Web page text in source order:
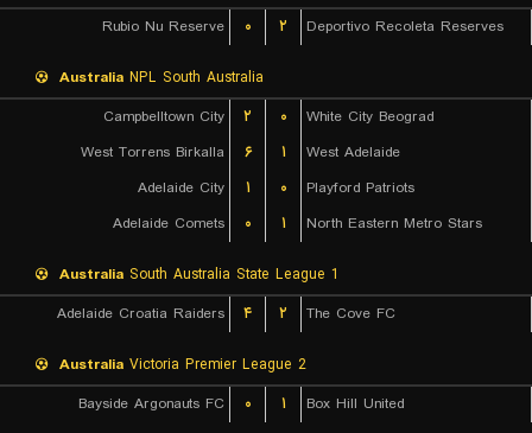
Rubio Nu Reserve
۰ ۲ Deportivo Recoleta Reserves
Australia NPL South Australia
Campbelltown City
۲ ۰
White City Beograd
West Torrens Birkalla
۶ ۱
West Adelaide
Adelaide City
۱ ۰
Playford Patriots
Adelaide Comets
۰ ۱ North Eastern Metro Stars
Australia South Australia State League 1
Adelaide Croatia Raiders
۴ ۲ The Cove FC
Australia Victoria Premier League 2
Bayside Argonauts FC
۰ ۱ Box Hill United